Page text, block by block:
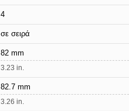
4
σε σειρά
82 mm
3.23 in.
82.7 mm
3.26 in.